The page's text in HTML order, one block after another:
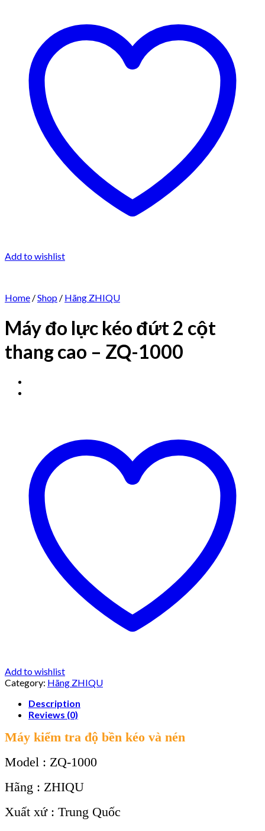
Add to wishlist
Home /Shop / Hãng ZHIQU
Máy đo lực kéo đứt 2 cột
thang cao – ZQ-1000
Add to wishlist
Category: Hãng ZHIQU
Description
Reviews (0)
Máy kiểm tra độ bền kéo và nén
Model : ZQ-1000
Hãng : ZHIQU
Xuất xứ : Trung Quốc